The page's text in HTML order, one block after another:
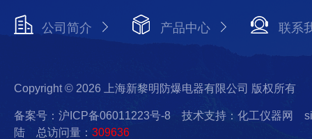
公司简介 产品中心 联系
Copyright © 2026 上海新黎明防爆电器有限公司 版权所有
备案号：沪ICP备06011223号-8 技术支持：化工仪器网
陆 总访问量： 309636